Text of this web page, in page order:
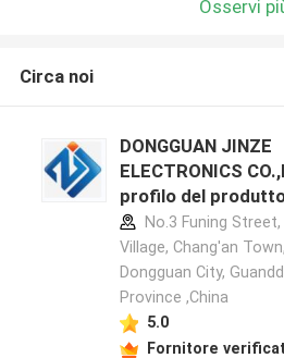
Osservi
Circa noi
DONGGUAN JINZE
ELECTRONICS
profilo del
No.3 Funing Street,
Village, Chang'an Town,
Dongguan City,
Province ,China
5.0
Fornitore